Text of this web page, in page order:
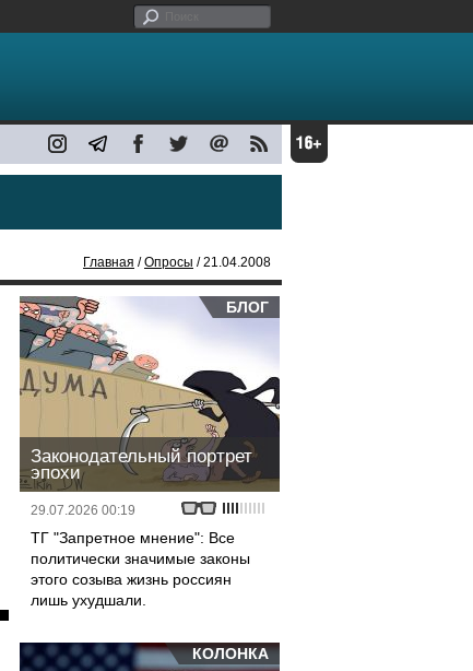
Главная /Опросы / 21.04.2008
БЛОГ
Законодательный портрет
эпохи
29.07.2026 00:19
ТГ "Запретное мнение": Все
политически значимые законы
этого созыва жизнь россиян
лишь ухудшали.
КОЛОНКА